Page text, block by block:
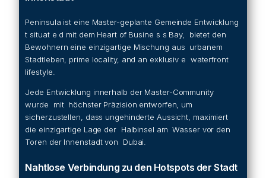
Peninsula ist eine Master-geplante Gemeinde Entwicklung
t situat e d mit dem Heart of Busine s s Bay, bietet den
Bewohnern eine einzigartige Mischung aus urbanem
Stadtleben, prime locality, and an exklusiv e waterfront
lifestyle.
Jede Entwicklung innerhalb der Master-Community
wurde mit höchster Präzision entworfen, um
sicherzustellen, dass ungehinderte Aussicht, maximiert
die einzigartige Lage der Halbinsel am Wasser vor den
Toren der Innenstadt von Dubai.
Nahtlose Verbindung zu den Hotspots der Stadt